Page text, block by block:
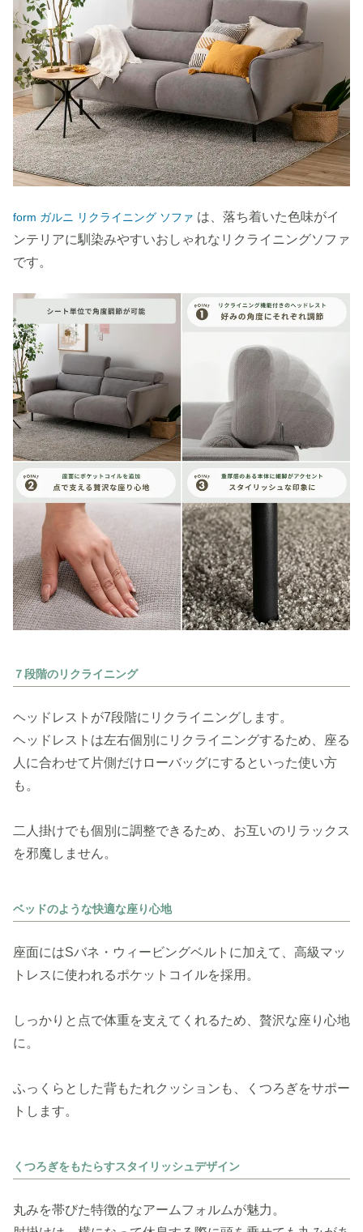
form ガルニ リクライニング ソファ は、落ち着いた色味がイ
ンテリアに馴染みやすいおしゃれなリクライニングソファ
です。
７段階のリクライニング
ヘッドレストが7段階にリクライニングします。
ヘッドレストは左右個別にリクライニングするため、座る
人に合わせて片側だけローバッグにするといった使い方
も。
二人掛けでも個別に調整できるため、お互いのリラックス
を邪魔しません。
ベッドのような快適な座り心地
座面にはSバネ・ウィービングベルトに加えて、高級マッ
トレスに使われるポケットコイルを採用。
しっかりと点で体重を支えてくれるため、贅沢な座り心地
に。
ふっくらとした背もたれクッションも、くつろぎをサポー
トします。
くつろぎをもたらすスタイリッシュデザイン
丸みを帯びた特徴的なアームフォルムが魅力。